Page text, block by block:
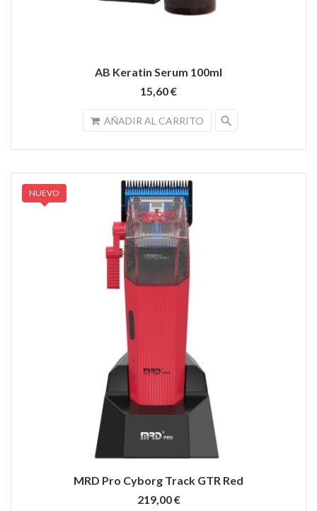
AB Keratin Serum 100ml
15,60 €
AÑADIR AL CARRITO search
MRD Pro Cyborg Track GTR Red
219,00 €
NUEVO